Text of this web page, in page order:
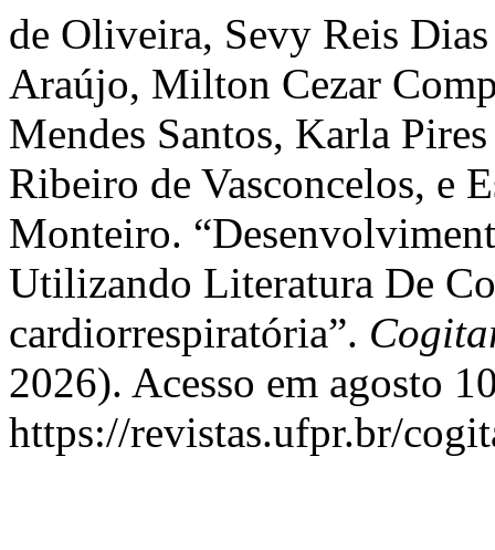
de Oliveira, Sevy Reis
Araújo, Milton Cezar
Mendes Santos, Karla
Ribeiro de Vasconcelos, e
Monteiro.
Utilizando Literatura De
cardiorrespiratória”.
2026). Acesso em agosto
https://revistas.ufpr.br/